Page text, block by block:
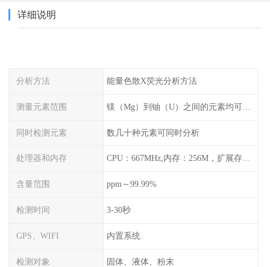
详细说明
分析方法 能量色散X荧光分析方法
测量元素范围 镁（Mg）到铀（U）之间的元素均可测量
同时检测元素 数几十种元素可同时分析
处理器和内存 CPU：667MHz,内存：256M，扩展存储最大支持32G，标配2G，可以海量存储数据
含量范围 ppm～99.99%
检测时间 3-30秒
GPS、WIFI 内置系统
检测对象 固体、液体、粉末